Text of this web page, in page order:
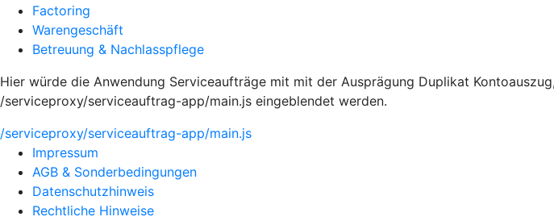
Factoring
Warengeschäft
Betreuung & Nachlasspflege
Hier würde die Anwendung Serviceaufträge mit mit der Ausprägung Duplikat
/serviceproxy/serviceauftrag-app/main.js eingeblendet werden.
/serviceproxy/serviceauftrag-app/main.js
Impressum
AGB & Sonderbedingungen
Datenschutzhinweis
Rechtliche Hinweise